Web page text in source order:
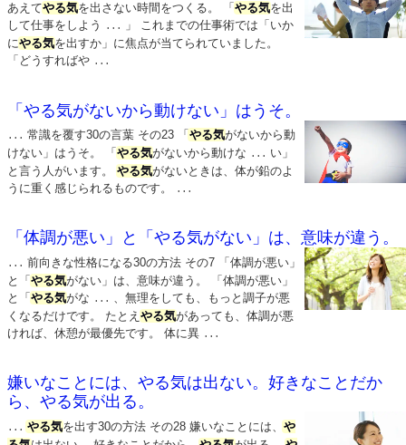
あえてやる気を出さない時間をつくる。 「 やる気を出
して仕事をしよう
...
」 これまでの仕事術では「いか
にやる気を出すか」に焦点が当てられていました。
「どうすればや ...
「やる気がないから動けない」はうそ。
... 常識を覆す30の言葉 その23 「 やる気がないから動
けない」はうそ。 「 やる気がないから動けな ... い」
と言う人がいます。 やる気がないときは、体が鉛のよ
うに重く感じられるものです。
...
「体調が悪い」と「やる気がない」は、意味が違う。
... 前向きな性格になる30の方法 その7 「体調が悪い」
と「 やる気がない」は、意味が違う。 「体調が悪い」
と「 やる気がな ... 、無理をしても、もっと調子が悪
くなるだけです。 たとえ やる気があっても、体調が悪
ければ、休憩が最優先です。 体に異 ...
嫌いなことには、やる気は出ない。好きなことだか
ら、やる気が出る。
... やる気を出す30の方法 その28 嫌いなことには、 や